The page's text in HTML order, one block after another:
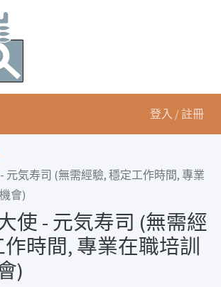
登入 / 註冊
元気寿司 (無需經驗, 穩定工作時間, 專業
會)
使 - 元気寿司 (無需經
時間, 專業在職培訓
)